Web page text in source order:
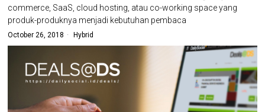
commerce, SaaS, cloud hosting, atau co-working space yang
produk-produknya menjadi kebutuhan pembaca
October 26, 2018 Hybrid